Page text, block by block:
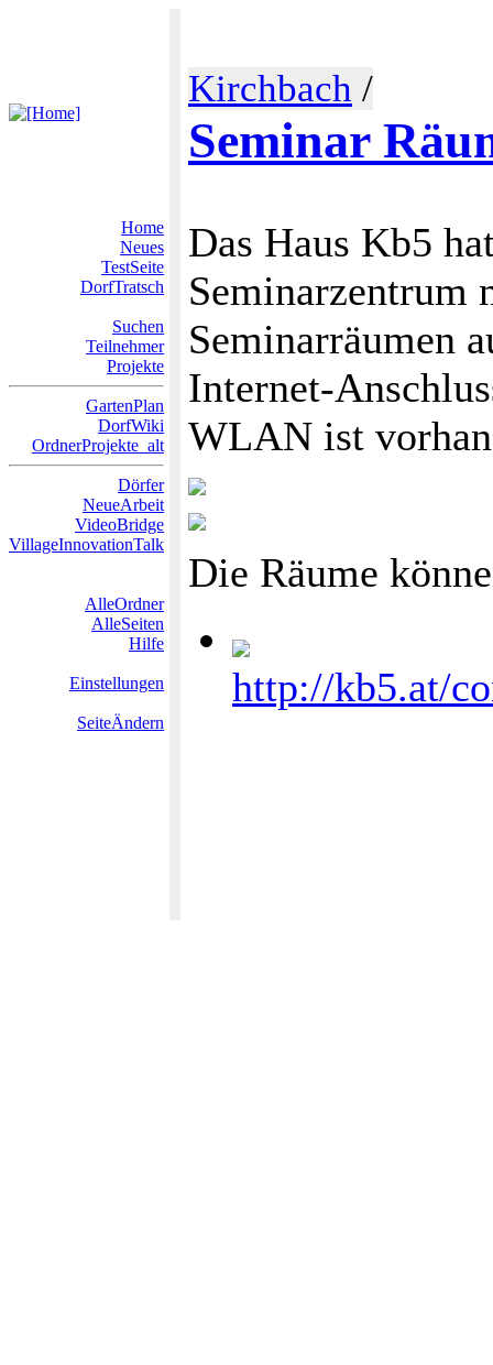
Kirchbach /
Seminar
Home
Neues
TestSeite
DorfTratsch
Suchen
Teilnehmer
Projekte
GartenPlan
DorfWiki
OrdnerProjekte_alt
Dörfer
NeueArbeit
VideoBridge
VillageInnovationTalk
AlleOrdner
AlleSeiten
Hilfe
Einstellungen
SeiteÄndern
Das Haus Kb5
Seminarzentrum
Seminarräumen
Internet-
WLAN ist
Die Räume
http://kb5.at/